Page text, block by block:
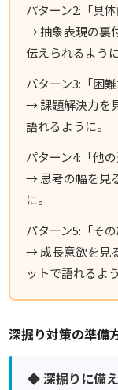
パターン2:「具
→ 抽象表現の裏
伝えられるように
パターン3:「困
→ 課題解決力を
語れるように。
パターン4:「他
→ 思考の幅を見
に。
パターン5:「そ
→ 成長意欲を見
ットで語れるよ
深掘り対策の準備
◆ 深掘りに備